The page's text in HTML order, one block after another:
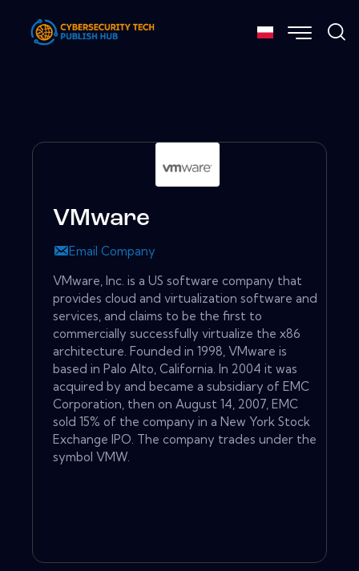
VMware
Email Company
VMware, Inc. is a US software company that
provides cloud and virtualization software and
services, and claims to be the first to
commercially successfully virtualize the x86
architecture. Founded in 1998, VMware is
based in Palo Alto, California. In 2004 it was
acquired by and became a subsidiary of EMC
Corporation, then on August 14, 2007, EMC
sold 15% of the company in a New York Stock
Exchange IPO. The company trades under the
symbol VMW.